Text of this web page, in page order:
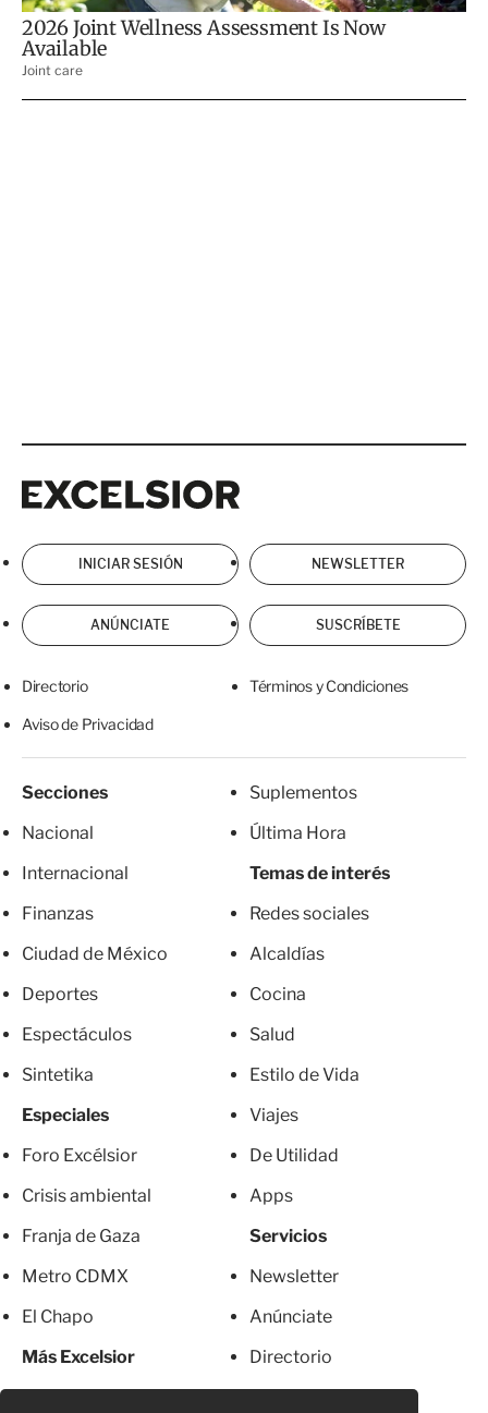
INICIAR SESIÓN NEWSLETTER
ANÚNCIATE SUSCRÍBETE
Directorio Términos y Condiciones
Aviso de Privacidad
Secciones
Nacional
Internacional
Finanzas
Ciudad de México
Deportes
Espectáculos
Sintetika
Especiales
Foro Excélsior
Crisis ambiental
Franja de Gaza
Metro CDMX
El Chapo
Más Excelsior
Suplementos
Última Hora
Temas de interés
Redes sociales
Alcaldías
Cocina
Salud
Estilo de Vida
Viajes
De Utilidad
Apps
Servicios
Newsletter
Anúnciate
Directorio